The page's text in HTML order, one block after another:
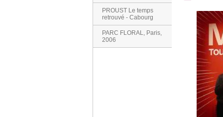
PROUST Le temps
retrouvé - Cabourg
PARC FLORAL, Paris,
2006